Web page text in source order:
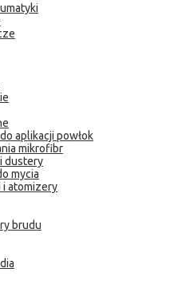
aplikacji powłok
mikrofibr
dustery
mycia
i atomizery
brudu